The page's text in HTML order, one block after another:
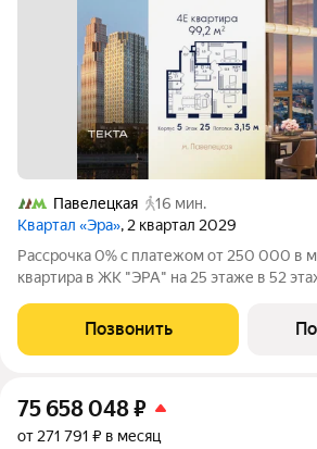
Павелецкая
16 мин.
Квартал «Эра», 2 квартал 2029
Рассрочка 0% с платежом от 250 000 в месяц. 4-комн.
квартира в ЖК "ЭРА" на 25 этаже в 52
потолков 3.15 м. Современный премиум-
Дербеневской набережной,
Позвонить
75 658 048₽
от 271 791 ₽ в месяц